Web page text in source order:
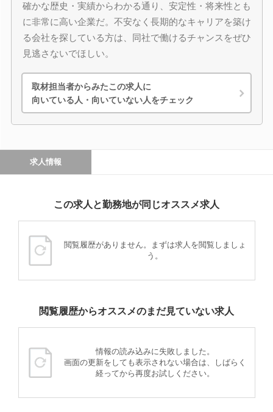
確かな歴史・実績からわかる通り、安定性・将来性とも
に非常に高い企業だ。不安なく長期的なキャリアを築け
る会社を探している方は、同社で働けるチャンスをぜひ
見逃さないでほしい。
取材担当者からみたこの求人に
向いている人・向いていない人をチェック
求人情報
この求人と勤務地が同じオススメ求人
閲覧履歴がありません。まずは求人を閲覧しましょ
う。
閲覧履歴からオススメのまだ見ていない求人
情報の読み込みに失敗しました。
画面の更新をしても表示されない場合は、しばらく
経ってから再度お試しください。